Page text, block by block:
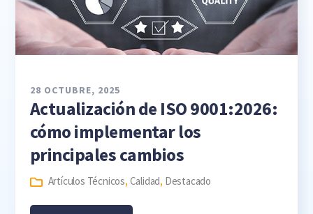
28 OCTUBRE, 2025
Actualización de ISO 9001:2026:
cómo implementar los
principales cambios
Artículos Técnicos, Calidad, Destacado